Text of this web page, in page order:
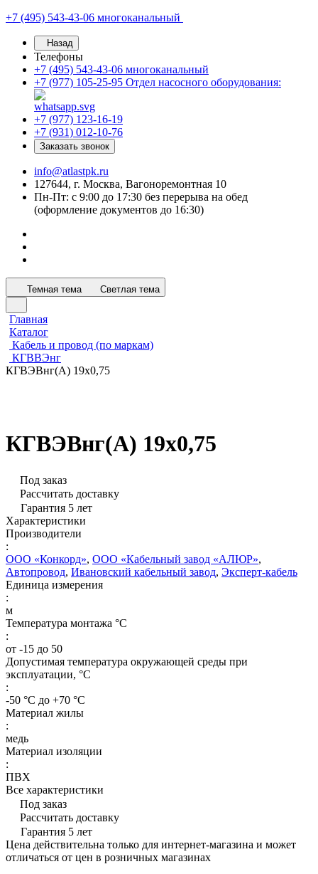
+7 (495) 543-43-06 многоканальный
Назад
Телефоны
+7 (495) 543-43-06 многоканальный
+7 (977) 105-25-95 Отдел насосного оборудования:
+7 (977) 123-16-19
+7 (931) 012-10-76
Заказать звонок
info@atlastpk.ru
127644, г. Москва, Вагоноремонтная 10
Пн-Пт: с 9:00 до 17:30 без перерыва на обед
(оформление документов до 16:30)
Темная тема Светлая тема
Главная
Каталог
Кабель и провод (по маркам)
КГВВЭнг
КГВЭВнг(А) 19х0,75
КГВЭВнг(А) 19х0,75
Под заказ
Рассчитать доставку
Гарантия 5 лет
Характеристики
Производители
:
ООО «Конкорд», ООО «Кабельный завод «АЛЮР»,
Автопровод, Ивановский кабельный завод, Эксперт-кабель
Единица измерения
:
м
Температура монтажа °C
:
от -15 до 50
Допустимая температура окружающей среды при
эксплуатации, °C
:
-50 °С до +70 °С
Материал жилы
:
медь
Материал изоляции
:
ПВХ
Все характеристики
Под заказ
Рассчитать доставку
Гарантия 5 лет
Цена действительна только для интернет-магазина и может
отличаться от цен в розничных магазинах